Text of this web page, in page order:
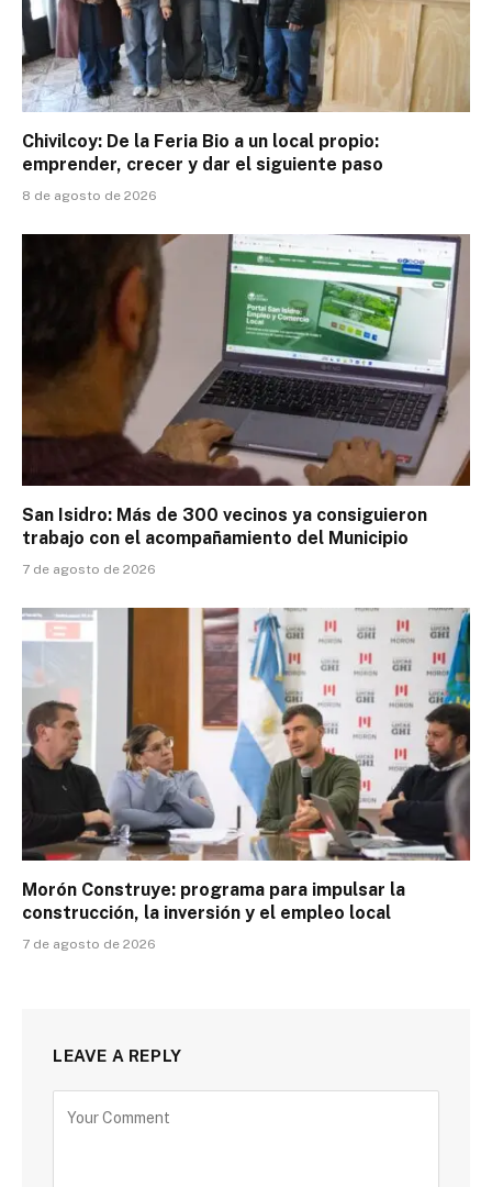
Chivilcoy: De la Feria Bio a un local propio:
emprender, crecer y dar el siguiente paso
8 de agosto de 2026
San Isidro: Más de 300 vecinos ya consiguieron
trabajo con el acompañamiento del Municipio
7 de agosto de 2026
Morón Construye: programa para impulsar la
construcción, la inversión y el empleo local
7 de agosto de 2026
LEAVE A REPLY